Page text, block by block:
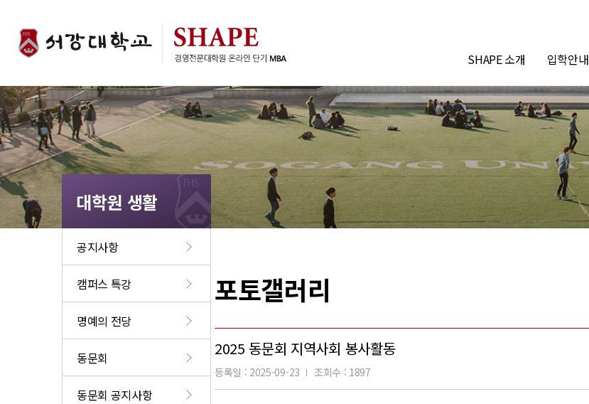
SHAPE 소개 입학안내
대학원 생활
공지사항
캠퍼스 특강
명예의 전당
동문회
동문회 공지사항
포토갤러리
2025 동문회 지역사회 봉사활동
등록일 : 2025-09-23 조회수 : 1897